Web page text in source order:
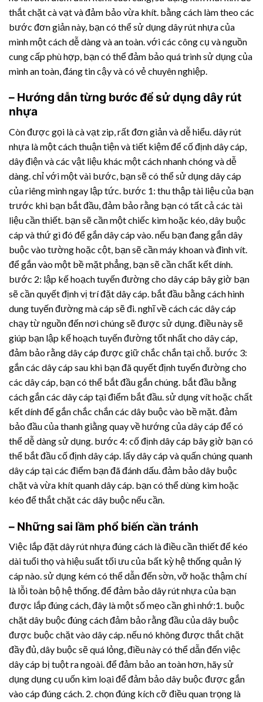
thắt chặt cà vạt và đảm bảo vừa khít. bằng cách làm theo các
bước đơn giản này, bạn có thể sử dụngdây rút nhựacủa
mình một cách dễ dàng và an toàn. với các công cụ và nguồn
cung cấp phù hợp, bạn có thể đảm bảo quá trình sử dụng của
mình an toàn, đáng tin cậy và có vẻ chuyên nghiệp.
– Hướng dẫn từng bước để sử dụng dây rút
nhựa
Còn được gọi là cà vạt zip, rất đơn giản và dễ hiểu.dây rút
nhựa là một cách thuận tiện và tiết kiệm để cố định dây cáp,
dây điện và các vật liệu khác một cách nhanh chóng và dễ
dàng. chỉ với một vài bước, bạn sẽ có thể sử dụng dây cáp
của riêng mình ngay lập tức. bước 1: thu thập tài liệu của bạn
trước khi bạn bắt đầu, đảm bảo rằng bạn có tất cả các tài
liệu cần thiết. bạn sẽ cần một chiếc kìm hoặc kéo, dây buộc
cáp và thứ gì đó để gắn dây cáp vào. nếu bạn đang gắn dây
buộc vào tường hoặc cột, bạn sẽ cần máy khoan và đinh vít.
để gắn vào một bề mặt phẳng, bạn sẽ cần chất kết dính.
bước 2: lập kế hoạch tuyến đường cho dây cáp bây giờ bạn
sẽ cần quyết định vị trí đặt dây cáp. bắt đầu bằng cách hình
dung tuyến đường mà cáp sẽ đi. nghĩ về cách các dây cáp
chạy từ nguồn đến nơi chúng sẽ được sử dụng. điều này sẽ
giúp bạn lập kế hoạch tuyến đường tốt nhất cho dây cáp,
đảm bảo rằng dây cáp được giữ chắc chắn tại chỗ. bước 3:
gắn các dây cáp sau khi bạn đã quyết định tuyến đường cho
các dây cáp, bạn có thể bắt đầu gắn chúng. bắt đầu bằng
cách gắn các dây cáp tại điểm bắt đầu. sử dụng vít hoặc chất
kết dính để gắn chắc chắn các dây buộc vào bề mặt. đảm
bảo đầu của thanh giằng quay về hướng của dây cáp để có
thể dễ dàng sử dụng. bước 4: cố định dây cáp bây giờ bạn có
thể bắt đầu cố định dây cáp. lấy dây cáp và quấn chúng quanh
dây cáp tại các điểm bạn đã đánh dấu. đảm bảo dây buộc
chặt và vừa khít quanh dây cáp. bạn có thể dùng kìm hoặc
kéo để thắt chặt các dây buộc nếu cần.
– Những sai lầm phổ biến cần tránh
Việc lắp đặtdây rút nhựađúng cách là điều cần thiết để kéo
dài tuổi thọ và hiệu suất tối ưu của bất kỳ hệ thống quản lý
cáp nào. sử dụng kém có thể dẫn đến sờn, vỡ hoặc thậm chí
là lỗi toàn bộ hệ thống. để đảm bảodây rút nhựacủa bạn
được lắp đúng cách, đây là một số mẹo cần ghi nhớ:1. buộc
chặt dây buộc đúng cách đảm bảo rằng đầu của dây buộc
được buộc chặt vào dây cáp. nếu nó không được thắt chặt
đầy đủ, dây buộc sẽ quá lỏng, điều này có thể dẫn đến việc
dây cáp bị tuột ra ngoài. để đảm bảo an toàn hơn, hãy sử
dụng dụng cụ uốn kim loại để đảm bảo dây buộc được gắn
vào cáp đúng cách. 2. chọn đúng kích cỡ điều quan trọng là